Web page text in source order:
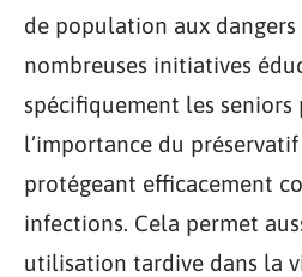
de population aux dangers
nombreuses initiatives
spécifiquement les
l’importance du
protégeant efficacement
infections. Cela permet
utilisation tardive dans la